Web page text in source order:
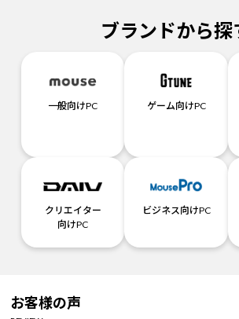
ブランドから探
一般向けPC ゲーム向けPC
クリエイター
向けPC
ビジネス向けPC
お客様の声